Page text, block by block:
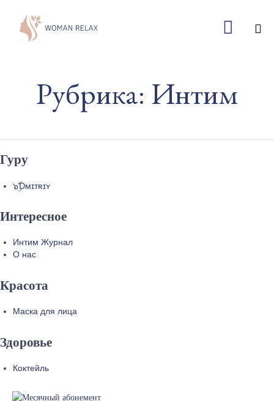

Рубрика: Интим
Гуру
๖ۣۜƊᴍɪᴛʀɪʏ
Интересное
Интим Журнал
О нас
Красота
Маска для лица
Здоровье
Коктейль